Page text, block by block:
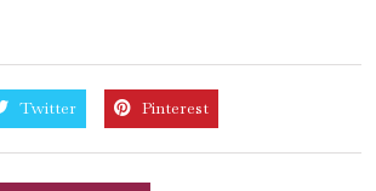
Twitter Pinterest